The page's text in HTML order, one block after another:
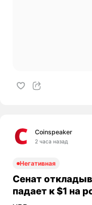
Coinspeaker
2 часа назад
Негативная
Сенат
падает к $1 на